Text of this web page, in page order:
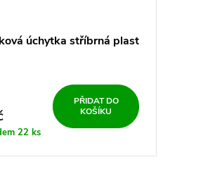
úchytka stříbrná plast
22 ks
PŘIDAT DO
KOŠÍKU